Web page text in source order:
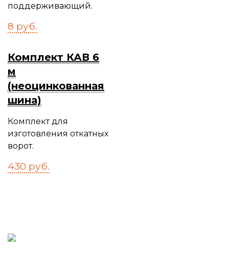
поддерживающий.
8 руб.
Комплект КАВ 6
м
(неоцинкованная
шина)
Комплект для
изготовления откатных
ворот.
430 руб.